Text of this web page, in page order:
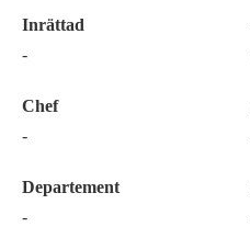
Inrättad
-
Chef
-
Departement
-